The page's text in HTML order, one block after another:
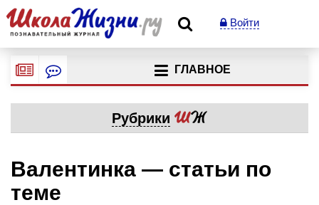
Войти
ГЛАВНОЕ
Рубрики
Валентинка — статьи по
теме